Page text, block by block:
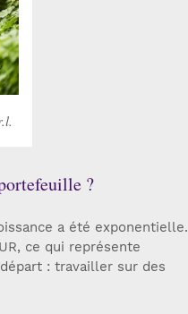
?
a été exponentielle.
ce qui représente
: travailler sur des